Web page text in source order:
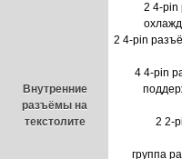
Внутренние
разъёмы на
текстолите
2 4-pin
2 4-pin
4 4-pin
2 2-
группа